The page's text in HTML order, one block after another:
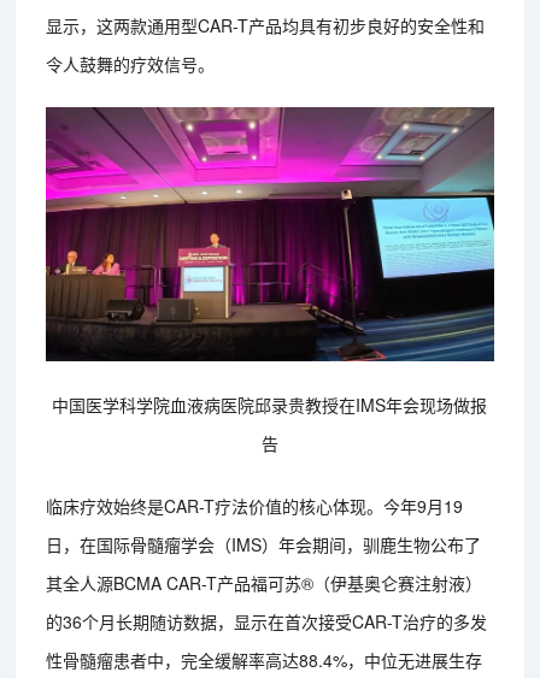
显示，这两款通用型CAR-T产品均具有初步良好的安全性和
令人鼓舞的疗效信号。
中国医学科学院血液病医院邱录贵教授在IMS年会现场做报
告
临床疗效始终是CAR-T疗法价值的核心体现。今年9月19
日，在国际骨髓瘤学会（IMS）年会期间，驯鹿生物公布了
其全人源BCMA CAR-T产品福可苏®（伊基奥仑赛注射液）
的36个月长期随访数据，显示在首次接受CAR-T治疗的多发
性骨髓瘤患者中，完全缓解率高达88.4%，中位无进展生存